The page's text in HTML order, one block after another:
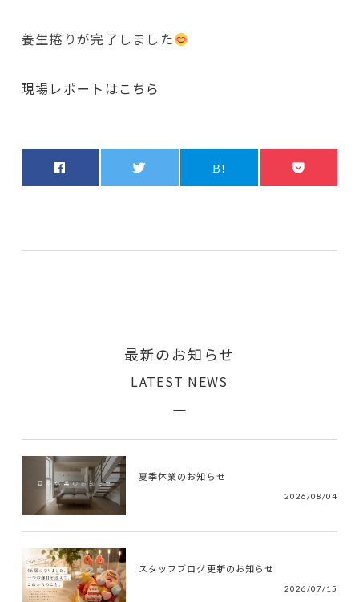
養生捲りが完了しました
現場レポートはこちら
最新のお知らせ
LATEST NEWS
夏季休業のお知らせ
2026/08/04
スタッフブログ更新のお知らせ
2026/07/15